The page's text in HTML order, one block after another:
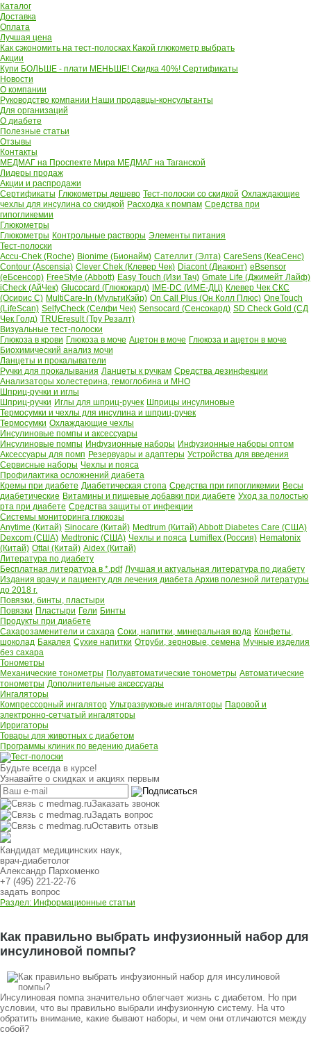
Каталог
Доставка
Оплата
Лучшая цена
Как сэкономить на тест-полосках Какой глюкометр выбрать
Акции
Купи БОЛЬШЕ - плати МЕНЬШЕ! Скидка 40%! Сертификаты
Новости
О компании
Руководство компании Наши продавцы-консультанты
Для организаций
О диабете
Полезные статьи
Отзывы
Контакты
МЕДМАГ на Проспекте Мира МЕДМАГ на Таганской
Лидеры продаж
Акции и распродажи
Сертификаты Глюкометры дешево Тест-полоски со скидкой Охлаждающие
чехлы для инсулина со скидкой Расходка к помпам Средства при
гипогликемии
Глюкометры
Глюкометры Контрольные растворы Элементы питания
Тест-полоски
Accu-Chek (Roche) Bionime (Бионайм) Сателлит (Элта) CareSens (КеаСенс)
Contour (Ascensia) Clever Chek (Клевер Чек) Diacont (Диаконт) eBsensor
(еБсенсор) FreeStyle (Abbott) Easy Touch (Изи Тач) Gmate Life (Джимейт Лайф)
iCheck (АйЧек) Glucocard (Глюкокард) IME-DC (ИМЕ-ДЦ) Клевер Чек СКС
(Осирис С) MultiCare-In (МультиКэйр) On Call Plus (Он Колл Плюс) OneTouch
(LifeScan) SelfyCheck (Селфи Чек) Sensocard (Сенсокард) SD Check Gold (СД
Чек Голд) TRUEresult (Тру Резалт)
Визуальные тест-полоски
Глюкоза в крови Глюкоза в моче Ацетон в моче Глюкоза и ацетон в моче
Биохимический анализ мочи
Ланцеты и прокалыватели
Ручки для прокалывания Ланцеты к ручкам Средства дезинфекции
Анализаторы холестерина, гемоглобина и МНО
Шприц-ручки и иглы
Шприц-ручки Иглы для шприц-ручек Шприцы инсулиновые
Термосумки и чехлы для инсулина и шприц-ручек
Термосумки Охлаждающие чехлы
Инсулиновые помпы и аксессуары
Инсулиновые помпы Инфузионные наборы Инфузионные наборы оптом
Аксессуары для помп Резервуары и адаптеры Устройства для введения
Сервисные наборы Чехлы и пояса
Профилактика осложнений диабета
Кремы при диабете Диабетическая стопа Средства при гипогликемии Весы
диабетические Витамины и пищевые добавки при диабете Уход за полостью
рта при диабете Средства защиты от инфекции
Системы мониторинга глюкозы
Anytime (Китай) Sinocare (Китай) Medtrum (Китай)Abbott Diabetes Care (США)
Dexcom (США) Medtronic (США) Чехлы и пояса Lumiflex (Россия) Hematonix
(Китай) Ottai (Китай) Aidex (Китай)
Литература по диабету
Бесплатная литература в *.pdf Лучшая и актуальная литература по диабету
Издания врачу и пациенту для лечения диабета Архив полезной литературы
до 2018 г.
Повязки, бинты, пластыри
Повязки Пластыри Гели Бинты
Продукты при диабете
Сахарозаменители и сахара Соки, напитки, минеральная вода Конфеты,
шоколад Бакалея Сухие напитки Отруби, зерновые, семена Мучные изделия
без сахара
Тонометры
Механические тонометры Полуавтоматические тонометры Автоматические
тонометры Дополнительные аксессуары
Ингаляторы
Компрессорный ингалятор Ультразвуковые ингаляторы Паровой и
электронно-сетчатый ингаляторы
Ирригаторы
Товары для животных с диабетом
Программы клиник по ведению диабета
Будьте всегда в курсе!
Узнавайте о скидках и акциях первым
Заказать звонок
Задать вопрос
Оставить отзыв
Кандидат медицинских наук,
врач-диабетолог
Александр Пархоменко
+7 (495) 221-22-76
задать вопрос
Раздел: Информационные статьи
Как правильно выбрать инфузионный набор для
инсулиновой помпы?
Инсулиновая помпа значительно облегчает жизнь с диабетом. Но при
условии, что вы правильно выбрали инфузионную систему. На что
обратить внимание, какие бывают наборы, и чем они отличаются между
собой?